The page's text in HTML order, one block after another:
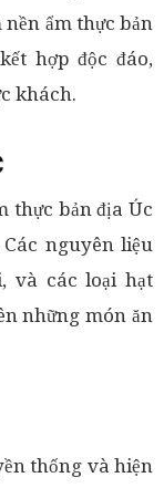
ẩm thực bản
hợp độc đáo,
khách.
thực bản địa Úc
nguyên liệu
và các loại hạt
những món ăn
thống và hiện